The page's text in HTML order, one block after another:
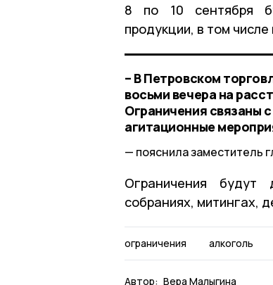
8 по 10 сентября
продукции, в том
– В Петровском
восьми вечера на
Ограничения связаны
агитационные
пояснила заместитель
Ограничения будут
собраниях, митингах,
ограничения алкоголь
Автор: Вера Малыгина